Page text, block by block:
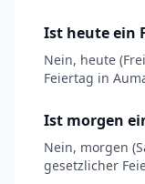
Ist heute ein
Nein, heute
Feiertag in
Ist morgen
Nein, morgen
gesetzlicher